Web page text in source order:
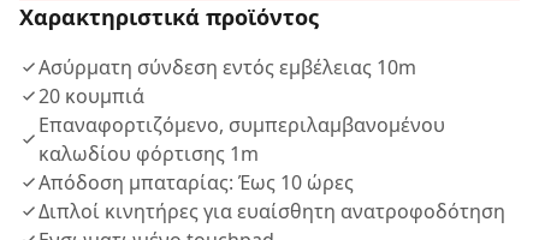
Χαρακτηριστικά προϊόντος
Ασύρματη σύνδεση εντός εμβέλειας 10m
20 κουμπιά
Επαναφορτιζόμενο, συμπεριλαμβανομένου
καλωδίου φόρτισης 1m
Απόδοση μπαταρίας: Έως 10 ώρες
Διπλοί κινητήρες για ευαίσθητη ανατροφοδότηση